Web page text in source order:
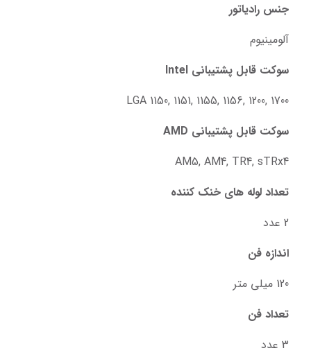
جنس رادیاتور
آلومینیوم
سوکت قابل پشتیبانی Intel
LGA 1150, 1151, 1155, 1156, 1200, 1700
سوکت قابل پشتیبانی AMD
AM5, AM4, TR4, sTRx4
تعداد لوله های خنک کننده
2 عدد
اندازه فن
120 میلی متر
تعداد فن
3 عدد